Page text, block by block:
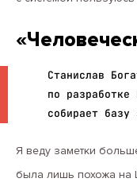
Станислав
по разработке
собирает
Я веду заметки
была лишь похожа на